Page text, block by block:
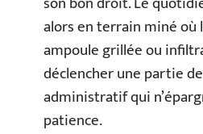
alors en terrain miné où
ampoule grillée ou
déclencher une partie
administratif qui
patience.